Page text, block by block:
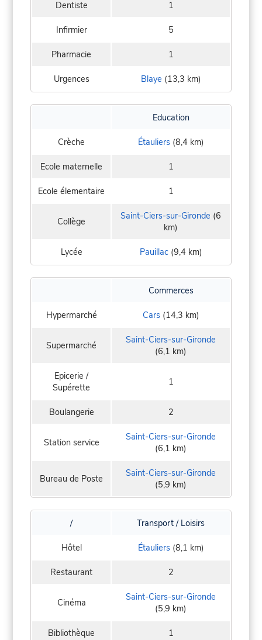
Dentiste 1
Infirmier 5
Pharmacie 1
Urgences Blaye (13,3 km)
Education
Crèche Étauliers(8,4 km)
Ecole maternelle 1
Ecole élementaire 1
Collège Saint-Ciers-sur-Gironde (6
km)
Lycée Pauillac(9,4 km)
Commerces
Hypermarché Cars(14,3 km)
Supermarché
Saint-Ciers-sur-Gironde
(6,1 km)
Epicerie /
Supérette
1
Boulangerie 2
Station service
Saint-Ciers-sur-Gironde
(6,1 km)
Bureau de Poste
Saint-Ciers-sur-Gironde
(5,9 km)
/ Transport / Loisirs
Hôtel Étauliers(8,1 km)
Restaurant 2
Cinéma
Saint-Ciers-sur-Gironde
(5,9 km)
Bibliothèque 1